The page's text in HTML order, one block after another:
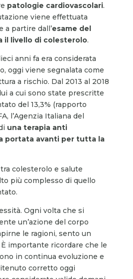
patologie cardiovascolari.
viene effettuata
a partire dall’esame del
il livello di colesterolo.
anni fa era considerata
oggi viene segnalata come
a rischio. Dal 2013 al 2018
a cui sono state prescritte
del 13,3% (rapporto
l’Agenzia Italiana del
una terapia anti
portata avanti per tutta la
colesterolo e salute
più complesso di quello
Ogni volta che si
un’azione del corpo
le ragioni, sento un
importante ricordare che le
in continua evoluzione e
corretto oggi